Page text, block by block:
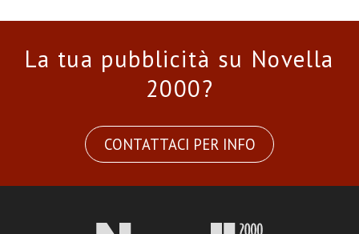
La tua pubblicità su Novella
2000?
CONTATTACI PER INFO